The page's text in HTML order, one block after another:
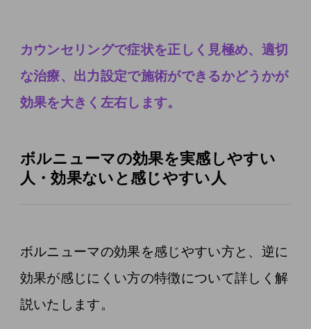
カウンセリングで症状を正しく見極め、適切
な治療、出力設定で施術ができるかどうかが
効果を大きく左右します。
ボルニューマの効果を実感しやすい
人・効果ないと感じやすい人
ボルニューマの効果を感じやすい方と、逆に
効果が感じにくい方の特徴について詳しく解
説いたします。